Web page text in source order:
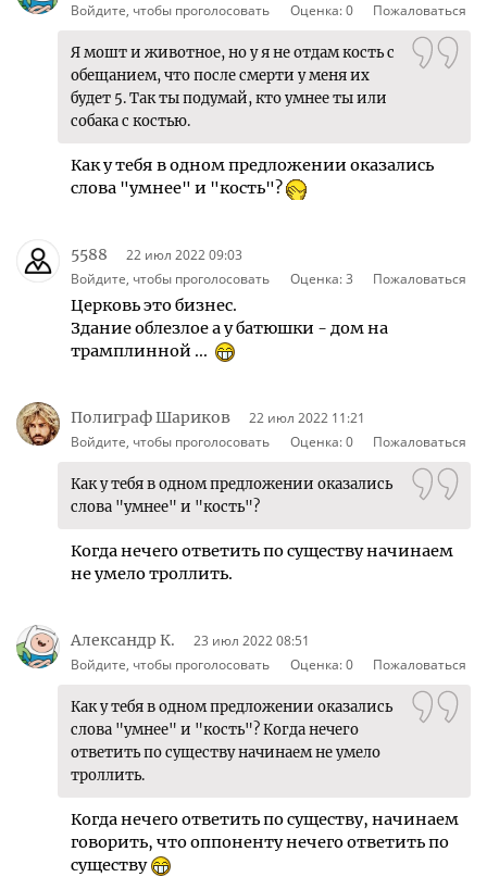
Войдите, чтобы проголосовать
Оценка:0 Пожаловаться
Я мошт и животное, но у я не отдам кость с
обещанием, что после смерти у меня их
будет 5. Так ты подумай, кто умнее ты или
собака с костью.
Как у тебя в одном предложении оказались
слова "умнее" и "кость"?
5588
22 июл 2022 09:03
Войдите, чтобы проголосовать
Оценка:3 Пожаловаться
Церковь это бизнес.
Здание облезлое а у батюшки - дом на
трамплинной ...
Полиграф Шариков
22 июл 2022 11:21
Войдите, чтобы проголосовать
Оценка:0 Пожаловаться
Как у тебя в одном предложении оказались
слова "умнее" и "кость"?
Когда нечего ответить по существу начинаем
не умело троллить.
Александр К.
23 июл 2022 08:51
Войдите, чтобы проголосовать
Оценка:0 Пожаловаться
Как у тебя в одном предложении оказались
слова "умнее" и "кость"? Когда нечего
ответить по существу начинаем не умело
троллить.
Когда нечего ответить по существу, начинаем
говорить, что оппоненту нечего ответить по
существу